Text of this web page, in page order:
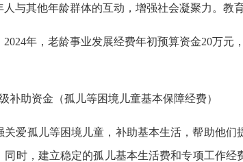
与其他年龄群体的互动，增强社会凝聚力。教
年，老龄事业发展经费年初预算资金20万元
补助资金（孤儿等困境儿童基本保障经费）
关爱孤儿等困境儿童，补助基本生活，帮助他
同时，建立稳定的孤儿基本生活费和专项工作